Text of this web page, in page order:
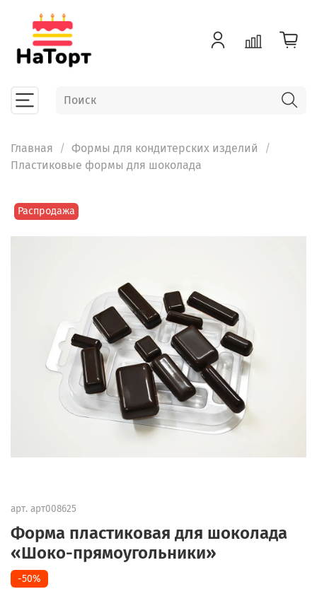
Главная
Формы для кондитерских изделий
Пластиковые формы для шоколада
Распродажа
арт. арт008625
Форма пластиковая для шоколада
«Шоко-прямоугольники»
-50%